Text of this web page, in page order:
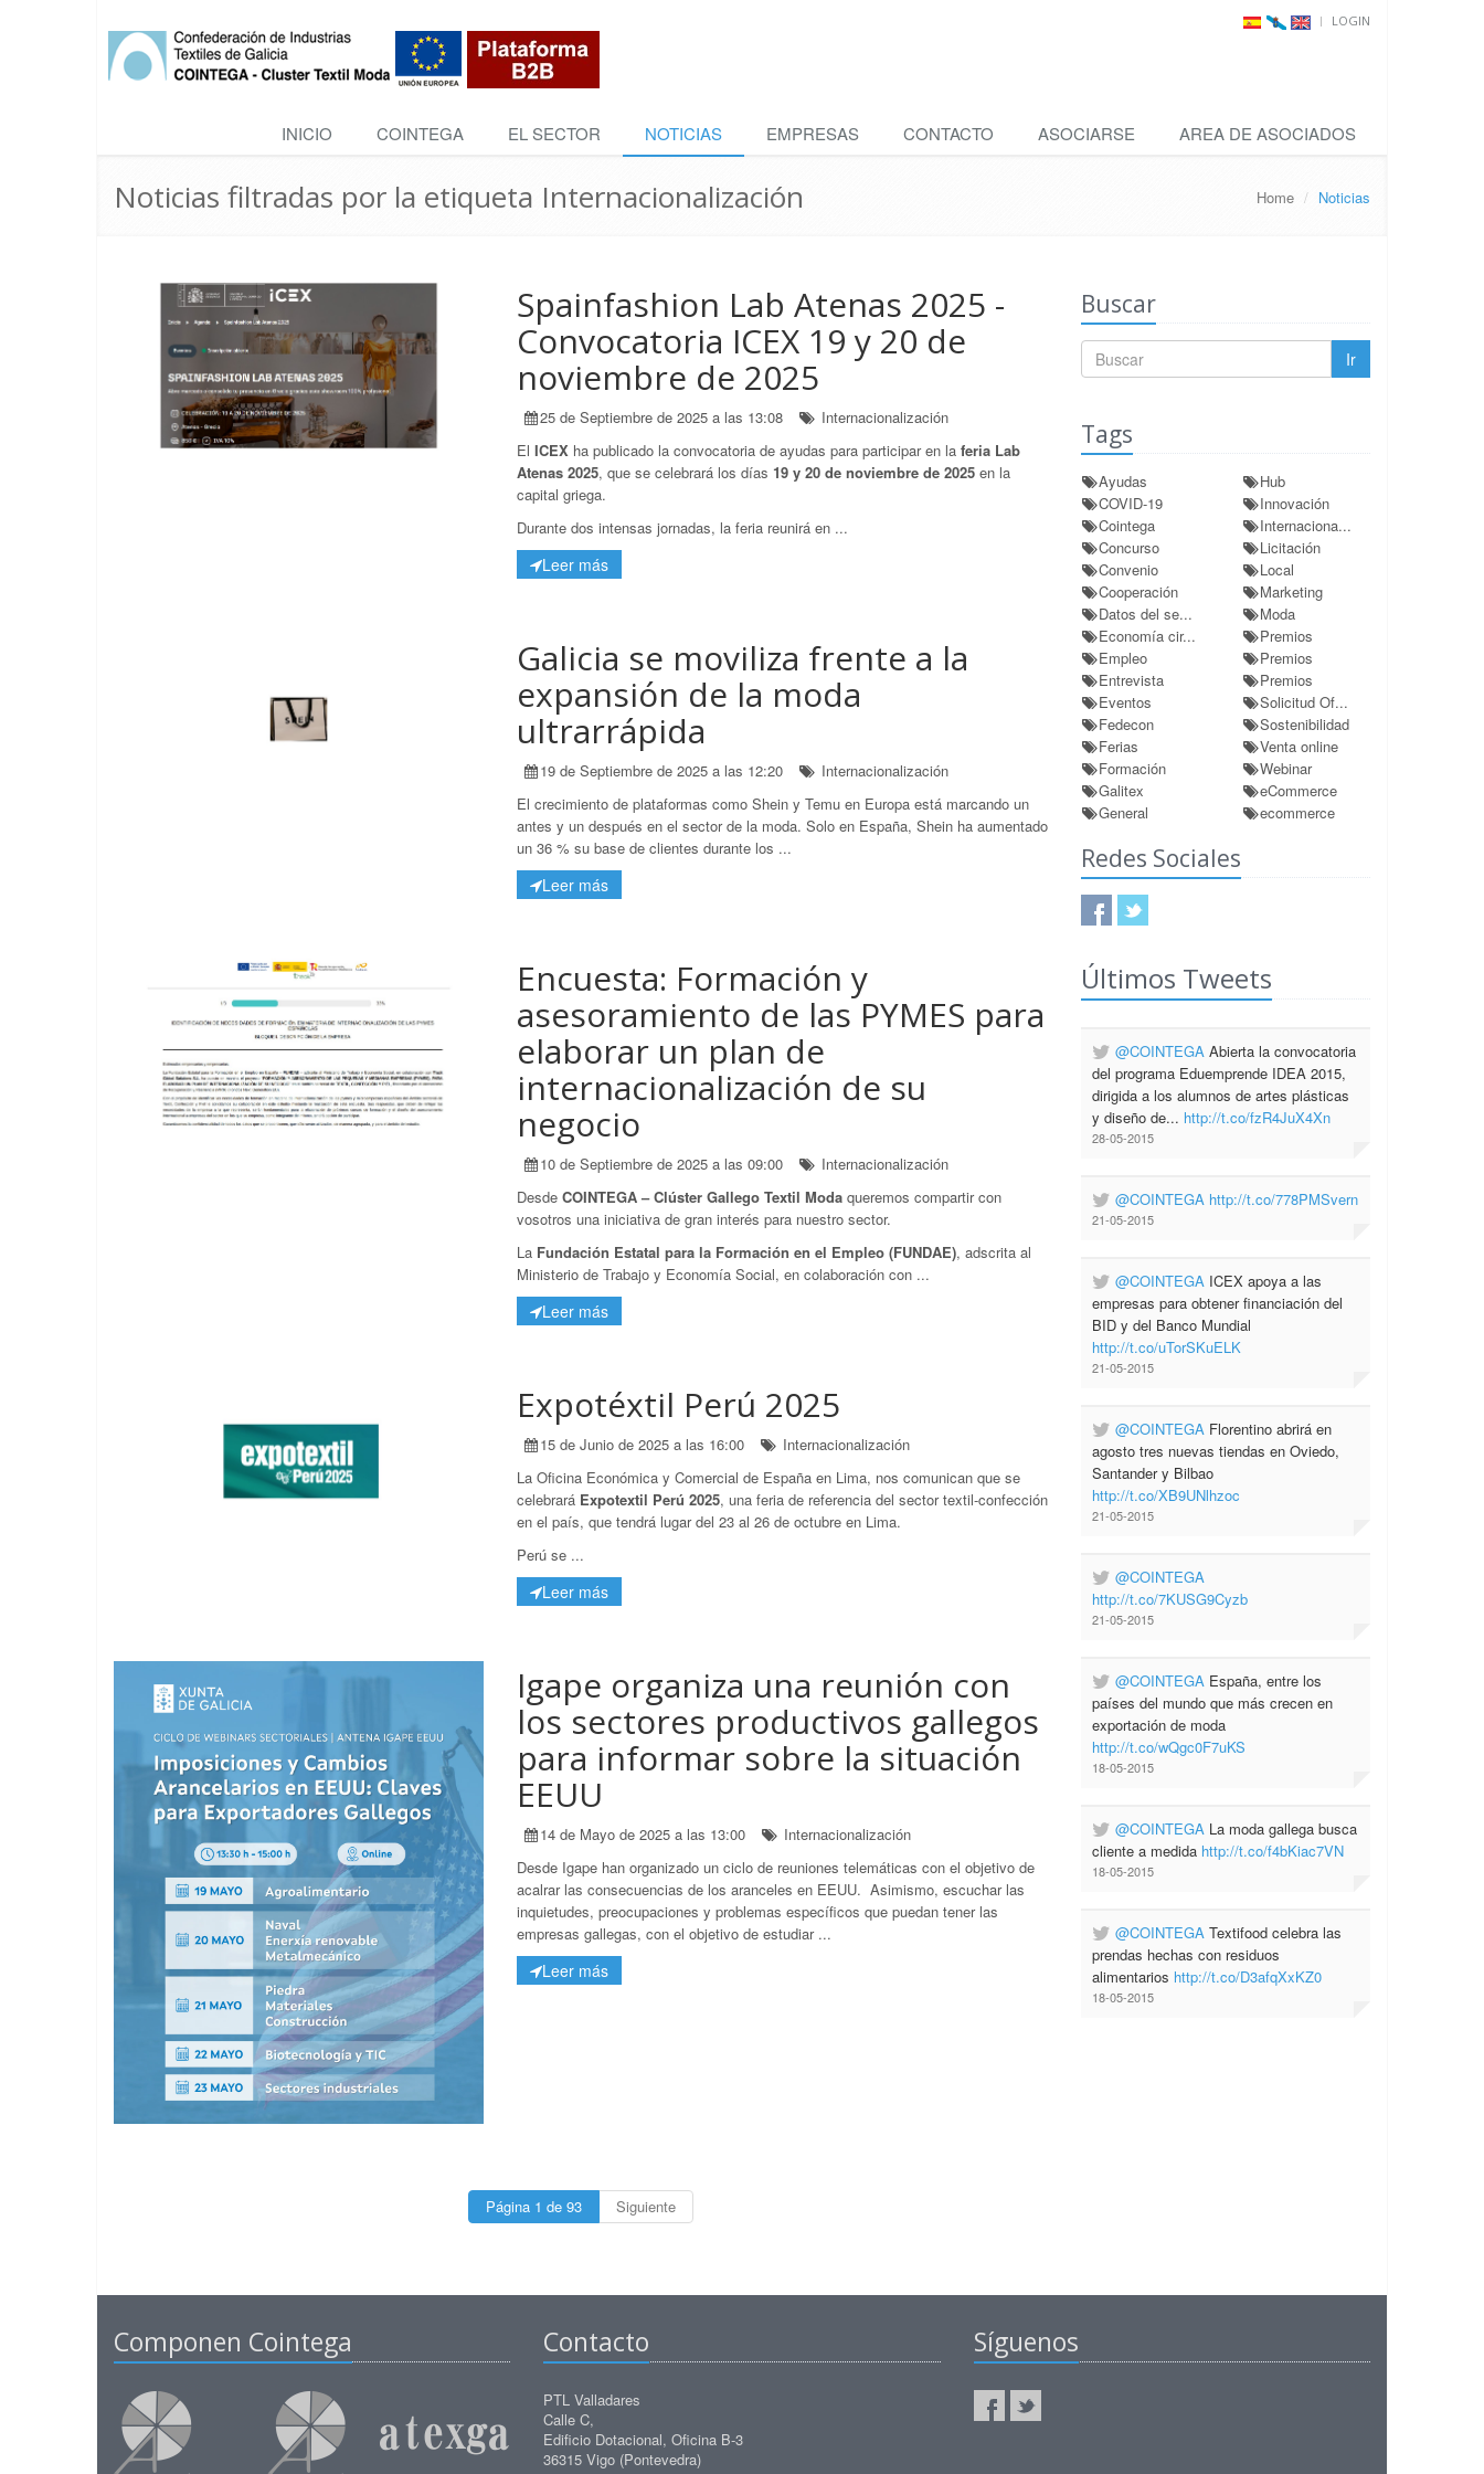
LOGIN
INICIO COINTEGA EL SECTOR NOTICIAS EMPRESAS CONTACTO ASOCIARSE AREA DE ASOCIADOS
Noticias filtradas por la etiqueta Internacionalización Home Noticias
Spainfashion Lab Atenas 2025 -
Convocatoria ICEX 19 y 20 de
noviembre de 2025
25 de Septiembre de 2025 a las 13:08
Internacionalización
El ICEX ha publicado la convocatoria de ayudas para participar en la feria Lab
Atenas 2025, que se celebrará los días 19 y 20 de noviembre de 2025 en la
capital griega.
Durante dos intensas jornadas, la feria reunirá en ...
Leer más
Galicia se moviliza frente a la
expansión de la moda
ultrarrápida
19 de Septiembre de 2025 a las 12:20
Internacionalización
El crecimiento de plataformas como Shein y Temu en Europa está marcando un
antes y un después en el sector de la moda. Solo en España, Shein ha aumentado
un 36 % su base de clientes durante los ...
Leer más
Encuesta: Formación y
asesoramiento de las PYMES para
elaborar un plan de
internacionalización de su
negocio
10 de Septiembre de 2025 a las 09:00
Internacionalización
Desde COINTEGA – Clúster Gallego Textil Moda queremos compartir con
vosotros una iniciativa de gran interés para nuestro sector.
La Fundación Estatal para la Formación en el Empleo (FUNDAE), adscrita al
Ministerio de Trabajo y Economía Social, en colaboración con ...
Leer más
Expotéxtil Perú 2025
15 de Junio de 2025 a las 16:00
Internacionalización
La Oficina Económica y Comercial de España en Lima, nos comunican que se
celebrará Expotextil Perú 2025, una feria de referencia del sector textil-confección
en el país, que tendrá lugar del 23 al 26 de octubre en Lima.
Perú se ...
Leer más
Igape organiza una reunión con
los sectores productivos gallegos
para informar sobre la situación
EEUU
14 de Mayo de 2025 a las 13:00
Internacionalización
Desde Igape han organizado un ciclo de reuniones telemáticas con el objetivo de
acalrar las consecuencias de los aranceles en EEUU. Asimismo, escuchar las
inquietudes, preocupaciones y problemas específicos que puedan tener las
empresas gallegas, con el objetivo de estudiar ...
Leer más
Página 1 de 93 Siguiente
Buscar
Ir
Tags
Ayudas
COVID-19
Cointega
Concurso
Convenio
Cooperación
Datos del se...
Economía cir...
Empleo
Entrevista
Eventos
Fedecon
Ferias
Formación
Galitex
General
Hub
Innovación
Internaciona...
Licitación
Local
Marketing
Moda
Premios
Premios
Premios
Solicitud Of...
Sostenibilidad
Venta online
Webinar
eCommerce
ecommerce
Redes Sociales
Últimos Tweets
@COINTEGA Abierta la convocatoria
del programa Eduemprende IDEA 2015,
dirigida a los alumnos de artes plásticas
y diseño de... http://t.co/fzR4JuX4Xn
28-05-2015
@COINTEGA http://t.co/778PMSvern
21-05-2015
@COINTEGA ICEX apoya a las
empresas para obtener financiación del
BID y del Banco Mundial
http://t.co/uTorSKuELK
21-05-2015
@COINTEGA Florentino abrirá en
agosto tres nuevas tiendas en Oviedo,
Santander y Bilbao
http://t.co/XB9UNlhzoc
21-05-2015
@COINTEGA
http://t.co/7KUSG9Cyzb
21-05-2015
@COINTEGA España, entre los
países del mundo que más crecen en
exportación de moda
http://t.co/wQgc0F7uKS
18-05-2015
@COINTEGA La moda gallega busca
cliente a medida http://t.co/f4bKiac7VN
18-05-2015
@COINTEGA Textifood celebra las
prendas hechas con residuos
alimentarios http://t.co/D3afqXxKZ0
18-05-2015
Componen Cointega Contacto
PTL Valladares
Calle C,
Edificio Dotacional, Oficina B-3
36315 Vigo (Pontevedra)
Síguenos